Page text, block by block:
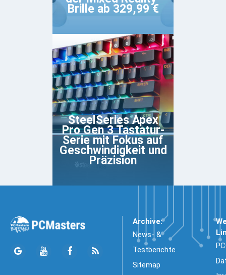
Brille ab 329,99 €
SteelSeries Apex
Pro Gen 3 Tastatur-
Serie mit Fokus auf
Geschwindigkeit und
Präzision
Archive:
News- &
Testberichte
Sitemap